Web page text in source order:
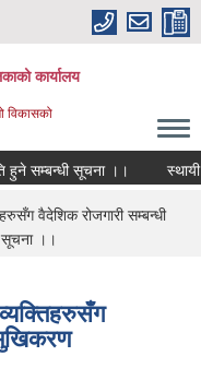
कार्यालय
विकासको
सम्बन्धी सूचना ।। स्थायी
वैदेशिक रोजगारी सम्बन्धी
सूचना ।।